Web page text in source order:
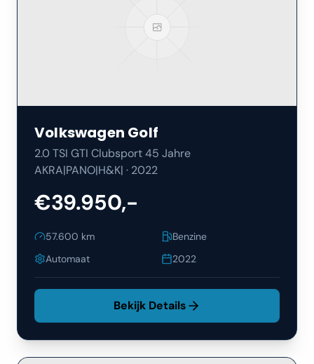
Volkswagen Golf
2.0 TSI GTI Clubsport 45 Jahre
AKRA|PANO|H&K| · 2022
€39.950,-
57.600 km
Benzine
Automaat
2022
Bekijk Details